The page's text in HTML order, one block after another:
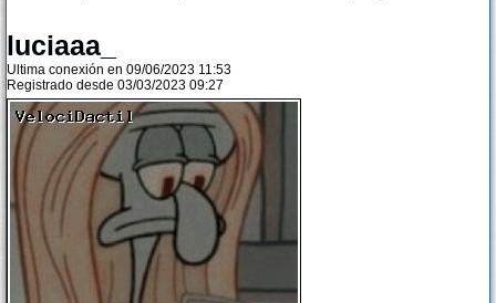
luciaaa_
Ultima conexión en 09/06/2023 11:53
Registrado desde 03/03/2023 09:27